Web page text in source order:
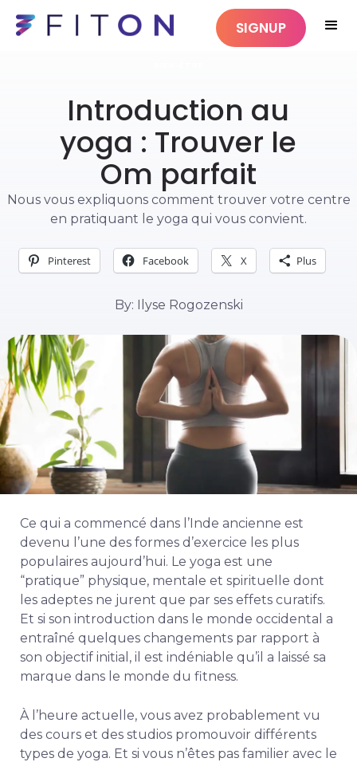
SIGNUP
Introduction au
yoga : Trouver le
Om parfait
Nous vous expliquons comment trouver votre centre
en pratiquant le yoga qui vous convient.
Pinterest Facebook X Plus
By: Ilyse Rogozenski
Ce qui a commencé dans l’Inde ancienne est
devenu l’une des formes d’exercice les plus
populaires aujourd’hui. Le yoga est une
“pratique” physique, mentale et spirituelle dont
les adeptes ne jurent que par ses effets curatifs.
Et si son introduction dans le monde occidental a
entraîné quelques changements par rapport à
son objectif initial, il est indéniable qu’il a laissé sa
marque dans le monde du fitness.
À l’heure actuelle, vous avez probablement vu
des cours et des studios promouvoir différents
types de yoga. Et si vous n’êtes pas familier avec le